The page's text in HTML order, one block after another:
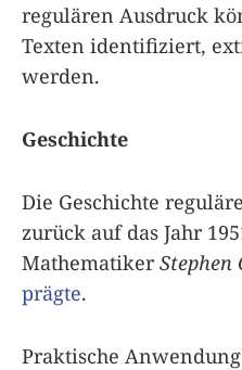
regulären Ausdruck
Texten identifiziert,
werden.
Geschichte
Die Geschichte
zurück auf das Jahr
MathematikerStephen
prägte.
Praktische